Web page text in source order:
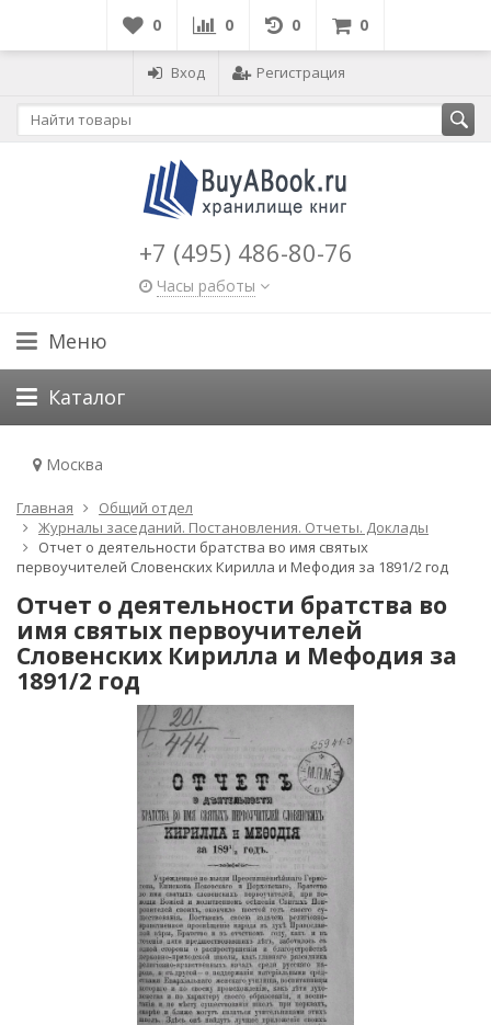
0 0 0 0
Вход Регистрация
+7 (495) 486-80-76
Часы работы
Меню
Каталог
Москва
Главная
Общий отдел
Журналы заседаний. Постановления. Отчеты. Доклады
Отчет о деятельности братства во имя святых
первоучителей Словенских Кирилла и Мефодия за 1891/2 год
Отчет о деятельности братства во
имя святых первоучителей
Словенских Кирилла и Мефодия за
1891/2 год